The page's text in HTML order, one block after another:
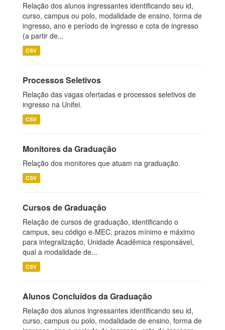
Relação dos alunos ingressantes identificando seu id,
curso, campus ou polo, modalidade de ensino, forma de
ingresso, ano e período de ingresso e cota de ingresso
(a partir de...
CSV
Processos Seletivos
Relação das vagas ofertadas e processos seletivos de
ingresso na Unifei.
CSV
Monitores da Graduação
Relação dos monitores que atuam na graduação.
CSV
Cursos de Graduação
Relação de cursos de graduação, identificando o
campus, seu código e-MEC, prazos mínimo e máximo
para integralização, Unidade Acadêmica responsável,
qual a modalidade de...
CSV
Alunos Concluídos da Graduação
Relação dos alunos ingressantes identificando seu id,
curso, campus ou polo, modalidade de ensino, forma de